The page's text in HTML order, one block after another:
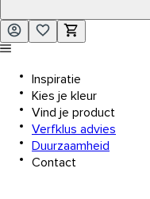
Inspiratie
Kies je kleur
Vind je product
Verfklus advies
Duurzaamheid
Contact